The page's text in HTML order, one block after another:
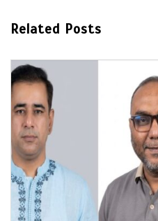
Related Posts